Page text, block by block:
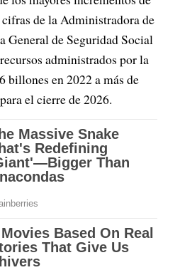
de la Administradora de
General de Seguridad Social
administrados por la
billones en 2022 a más de
el cierre de 2026.